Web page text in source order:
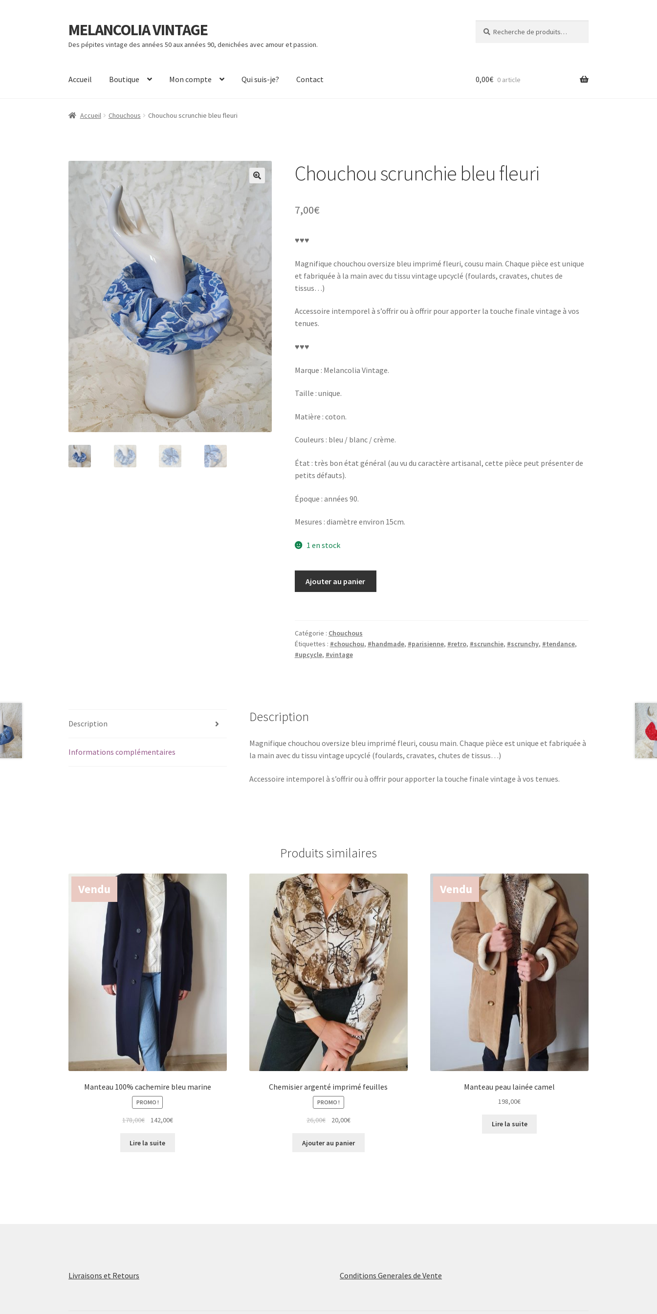
Aller
à
la
Aller
au
contenu
MELANCOLIA VINTAGE
Des pépites vintage des années 50 aux années 90, denichées avec amour et passion.
pour :
r
Accueil Boutique Mon compte Qui suis-je? Contact 0,00€ 0 article
Accueil Chouchous Chouchou scrunchie bleu fleuri
Chouchou scrunchie bleu fleuri
7,00€
♥♥♥
Magnifique chouchou oversize bleu imprimé fleuri, cousu main. Chaque pièce est unique
et fabriquée à la main avec du tissu vintage upcyclé (foulards, cravates, chutes de
tissus…)
Accessoire intemporel à s’offrir ou à offrir pour apporter la touche finale vintage à vos
tenues.
♥♥♥
Marque : Melancolia Vintage.
Taille : unique.
Matière : coton.
Couleurs : bleu / blanc / crème.
État : très bon état général (au vu du caractère artisanal, cette pièce peut présenter de
petits défauts).
Époque : années 90.
Mesures : diamètre environ 15cm.
1 en stock
fleuri
Ajouter au panier
Catégorie : Chouchous
Étiquettes : #chouchou, #handmade, #parisienne, #retro, #scrunchie, #scrunchy, #tendance,
#upcycle, #vintage
Description
Informations complémentaires
Description
Magnifique chouchou oversize bleu imprimé fleuri, cousu main. Chaque pièce est unique et fabriquée à
la main avec du tissu vintage upcyclé (foulards, cravates, chutes de tissus…)
Accessoire intemporel à s’offrir ou à offrir pour apporter la touche finale vintage à vos tenues.
Produits similaires
Vendu
Manteau 100% cachemire bleu marine
PROMO !
178,00€
Le
initial
142,00€Le
Lire la suite
Chemisier argenté imprimé feuilles
PROMO !
26,00€
Le
initial
20,00€Le
actuel
Ajouter au panier
Vendu
Manteau peau lainée camel
198,00€
Lire la suite
Livraisons et Retours Conditions Generales de Vente